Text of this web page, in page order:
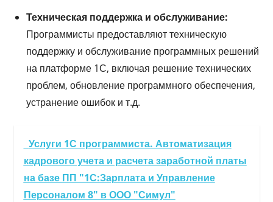
Техническая поддержка и обслуживание:
Программисты предоставляют техническую
поддержку и обслуживание программных решений
на платформе 1С, включая решение технических
проблем, обновление программного обеспечения,
устранение ошибок и т.д.
Услуги 1С программиста. Автоматизация
кадрового учета и расчета заработной платы
на базе ПП "1С:Зарплата и Управление
Персоналом 8" в ООО "Симул"